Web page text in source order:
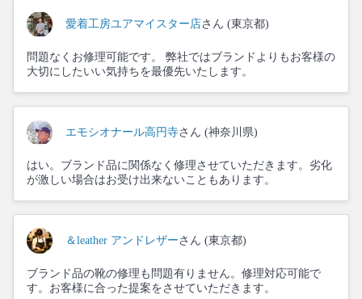
愛着工房ユアマイスター店さん (東京都)
問題なくお修理可能です。 弊社ではブランドよりもお客様の
大切にしたいい気持ちを最優先いたします。
エモシオナール高円寺さん (神奈川県)
はい。ブランド品に関係なく修理させていただきます。劣化
が激しい場合はお受け出来ないこともあります。
＆leather アンドレザー さん (東京都)
ブランド品の靴の修理も問題有りません。修理対応可能で
す。お客様に合った提案をさせていただきます。